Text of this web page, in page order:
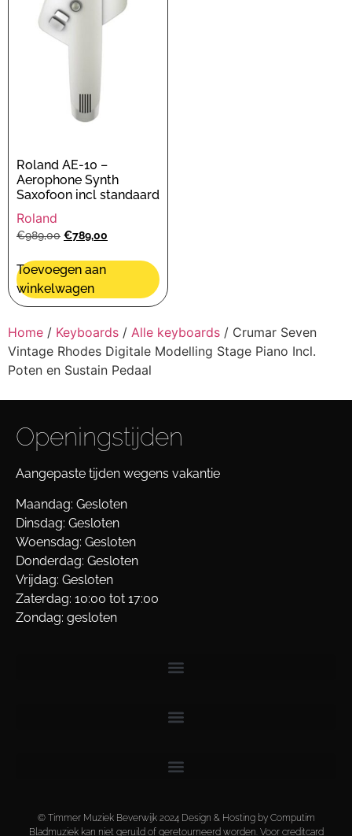
Roland AE-10 –
Aerophone Synth
Saxofoon incl standaard
Roland
€989,00 €789,00
Toevoegen aan
winkelwagen
Home / Keyboards / Alle keyboards / Crumar Seven
Vintage Rhodes Digitale Modelling Stage Piano Incl.
Poten en Sustain Pedaal
Openingstijden
Aangepaste tijden wegens vakantie
Maandag: Gesloten
Dinsdag: Gesloten
Woensdag: Gesloten
Donderdag: Gesloten
Vrijdag: Gesloten
Zaterdag: 10:00 tot 17:00
Zondag: gesloten
© Timmer Muziek Beverwijk 2024 Design & Hosting by Computim
Bladmuziek kan niet geruild of geretourneerd worden. Voor creditcard